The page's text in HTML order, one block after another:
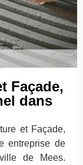
Façade,
dans
et Façade,
entreprise de
de Mees.